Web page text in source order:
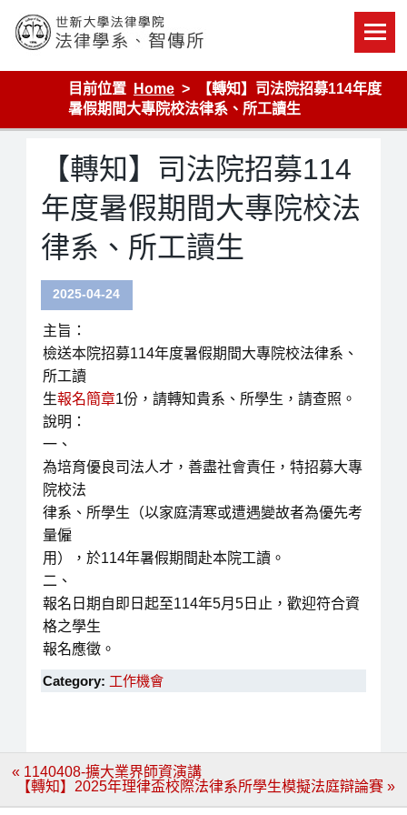
content
世新大學法律學院-法律學系-智慧財產暨科技法律研究所
目前位置
Home
【轉知】司法院招募114年度
暑假期間大專院校法律系、所工讀生
【轉知】司法院招募114
年度暑假期間大專院校法
律系、所工讀生
2025-04-24
主旨：
檢送本院招募114年度暑假期間大專院校法律系、
所工讀
生報名簡章1份，請轉知貴系、所學生，請查照。
說明：
一、
為培育優良司法人才，善盡社會責任，特招募大專
院校法
律系、所學生（以家庭清寒或遭遇變故者為優先考
量僱
用），於114年暑假期間赴本院工讀。
二、
報名日期自即日起至114年5月5日止，歡迎符合資
格之學生
報名應徵。
Category: 工作機會
文
« 1140408-擴大業界師資演講
【轉知】2025年理律盃校際法律系所學生模擬法庭辯論賽 »